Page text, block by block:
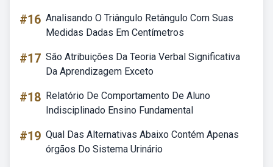
#16 Analisando O Triângulo Retângulo Com Suas
Medidas Dadas Em Centímetros
#17 São Atribuições Da Teoria Verbal Significativa
Da Aprendizagem Exceto
#18 Relatório De Comportamento De Aluno
Indisciplinado Ensino Fundamental
#19 Qual Das Alternativas Abaixo Contém Apenas
órgãos Do Sistema Urinário